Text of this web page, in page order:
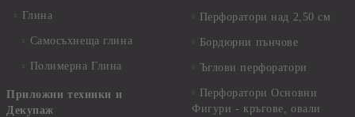
Глина
Самосъхнеща глина
Полимерна Глина
Приложни техники и
Декупаж
Перфоратори над 2,50 см
Бордюрни пънчове
Ъглови перфоратори
Перфоратори Основни
Фигури - кръгове, овали